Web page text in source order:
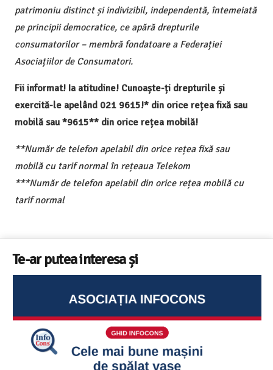
patrimoniu distinct și indivizibil, independentă, întemeiată
pe principii democratice, ce apără drepturile
consumatorilor – membră fondatoare a Federației
Asociațiilor de Consumatori.
Fii informat! Ia atitudine! Cunoaște-ți drepturile și
exercită-le apelând 021 9615!* din orice rețea fixă sau
mobilă sau *9615** din orice rețea mobilă!
**Număr de telefon apelabil din orice rețea fixă sau
mobilă cu tarif normal în rețeaua Telekom
***Număr de telefon apelabil din orice rețea mobilă cu
tarif normal
Te-ar putea interesa și